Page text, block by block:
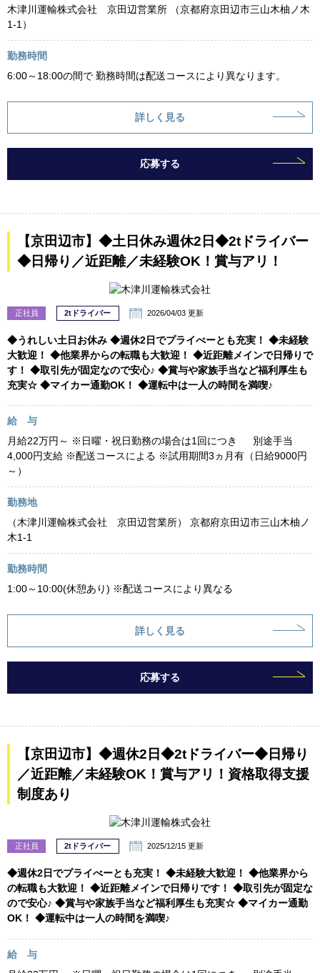
木津川運輸株式会社 京田辺営業所 （京都府京田辺市三山木柚ノ木
1-1）
勤務時間
6:00～18:00の間で 勤務時間は配送コースにより異なります。
詳しく見る
応募する
【京田辺市】◆土日休み週休2日◆2tドライバー
◆日帰り／近距離／未経験OK！賞与アリ！
正社員 2tドライバー 2026/04/03 更新
◆うれしい土日お休み ◆週休2日でプライべーとも充実！ ◆未経験
大歓迎！ ◆他業界からの転職も大歓迎！ ◆近距離メインで日帰りで
す！ ◆取引先が固定なので安心♪ ◆賞与や家族手当など福利厚生も
充実☆ ◆マイカー通勤OK！ ◆運転中は一人の時間を満喫♪
給 与
月給22万円～ ※日曜・祝日勤務の場合は1回につき 別途手当
4,000円支給 ※配送コースによる ※試用期間3ヵ月有（日給9000円
～）
勤務地
（木津川運輸株式会社 京田辺営業所） 京都府京田辺市三山木柚ノ
木1-1
勤務時間
1:00～10:00(休憩あり) ※配送コースにより異なる
詳しく見る
応募する
【京田辺市】◆週休2日◆2tドライバー◆日帰り
／近距離／未経験OK！賞与アリ！資格取得支援
制度あり
正社員 2tドライバー 2025/12/15 更新
◆週休2日でプライべーとも充実！ ◆未経験大歓迎！ ◆他業界から
の転職も大歓迎！ ◆近距離メインで日帰りです！ ◆取引先が固定な
ので安心♪ ◆賞与や家族手当など福利厚生も充実☆ ◆マイカー通勤
OK！ ◆運転中は一人の時間を満喫♪
給 与